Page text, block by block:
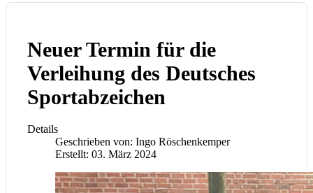
Neuer Termin für die
Verleihung des Deutsches
Sportabzeichen
Details
Geschrieben von: Ingo Röschenkemper
Erstellt: 03. März 2024